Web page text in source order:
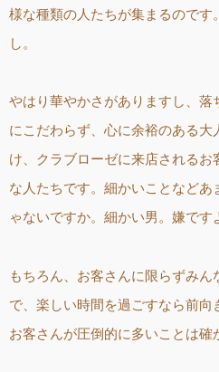
様な種類の人たちが集まるのです
し。
やはり華やかさがありますし、
にこだわらず、心に余裕のある大
け、クラブローゼに来店されるお
な人たちです。細かいことなどあ
ゃないですか。細かい男。嫌です
もちろん、お客さんに限らずみ
で、楽しい時間を過ごすなら前向
お客さんが圧倒的に多いことは確